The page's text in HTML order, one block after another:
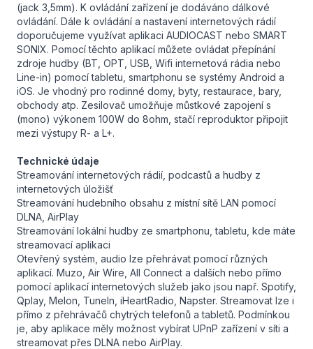
(jack 3,5mm). K ovládání zařízení je dodáváno dálkové
ovládání. Dále k ovládání a nastavení internetových rádií
doporučujeme využívat aplikaci AUDIOCAST nebo SMART
SONIX. Pomocí těchto aplikací můžete ovládat přepínání
zdroje hudby (BT, OPT, USB, Wifi internetová rádia nebo
Line-in) pomocí tabletu, smartphonu se systémy Android a
iOS. Je vhodný pro rodinné domy, byty, restaurace, bary,
obchody atp. Zesilovač umožňuje můstkové zapojení s
(mono) výkonem 100W do 8ohm, stačí reproduktor připojit
mezi výstupy R- a L+.
Technické údaje
Streamování internetových rádií, podcastů a hudby z
internetových úložišť
Streamování hudebního obsahu z místní sítě LAN pomocí
DLNA, AirPlay
Streamování lokální hudby ze smartphonu, tabletu, kde máte
streamovací aplikaci
Otevřený systém, audio lze přehrávat pomocí různých
aplikací. Muzo, Air Wire, All Connect a dalších nebo přímo
pomocí aplikací internetových služeb jako jsou např. Spotify,
Qplay, Melon, TuneIn, iHeartRadio, Napster. Streamovat lze i
přímo z přehrávačů chytrých telefonů a tabletů. Podmínkou
je, aby aplikace měly možnost vybírat UPnP zařízení v síti a
streamovat přes DLNA nebo AirPlay.